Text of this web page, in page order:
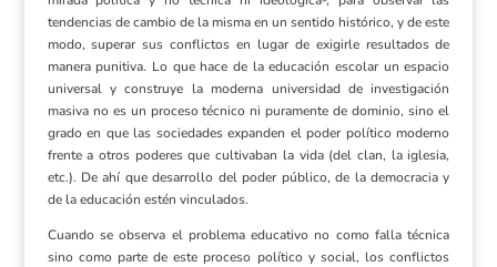
tendencias de cambio de la misma en un sentido histórico, y de este
modo, superar sus conflictos en lugar de exigirle resultados de
manera punitiva. Lo que hace de la educación escolar un espacio
universal y construye la moderna universidad de investigación
masiva no es un proceso técnico ni puramente de dominio, sino el
grado en que las sociedades expanden el poder político moderno
frente a otros poderes que cultivaban la vida (del clan, la iglesia,
etc.). De ahí que desarrollo del poder público, de la democracia y
de la educación estén vinculados.
Cuando se observa el problema educativo no como falla técnica
sino como parte de este proceso político y social, los conflictos